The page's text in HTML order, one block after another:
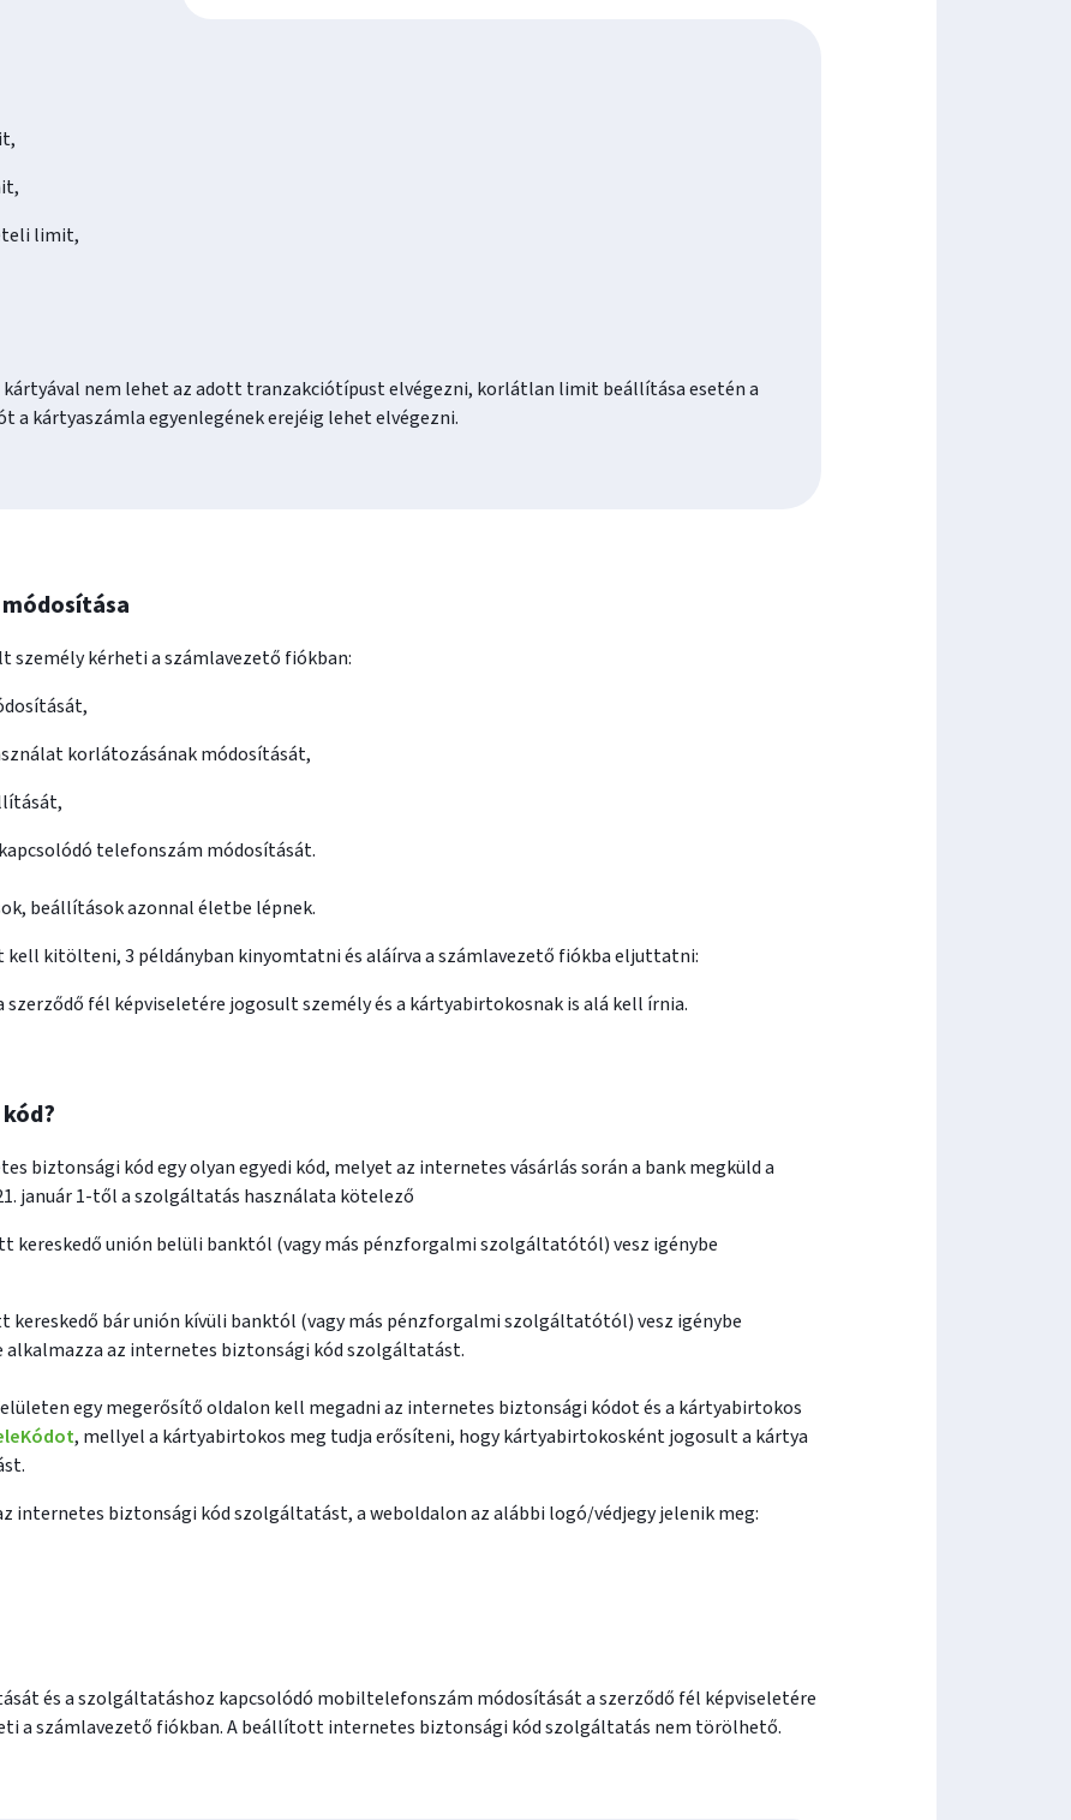
limit,
nem lehet az adott tranzakciótípust elvégezni, korlátlan limit beállítása esetén a
a kártyaszámla egyenlegének erejéig lehet elvégezni.
személy kérheti a számlavezető fiókban:
korlátozásának módosítását,
telefonszám módosítását.
beállítások azonnal életbe lépnek.
kell kitölteni, 3 példányban kinyomtatni és aláírva a számlavezető fiókba eljuttatni:
szerződő fél képviseletére jogosult személy és a kártyabirtokosnak is alá kell írnia.
biztonsági kód egy olyan egyedi kód, melyet az internetes vásárlás során a bank megküld a
január 1-től a szolgáltatás használata kötelező
kereskedő unión belüli banktól (vagy más pénzforgalmi szolgáltatótól) vesz igénybe
kereskedő bár unión kívüli banktól (vagy más pénzforgalmi szolgáltatótól) vesz igénybe
az internetes biztonsági kód szolgáltatást.
egy megerősítő oldalon kell megadni az internetes biztonsági kódot és a kártyabirtokos
, mellyel a kártyabirtokos meg tudja erősíteni, hogy kártyabirtokosként jogosult a kártya
internetes biztonsági kód szolgáltatást, a weboldalon az alábbi logó/védjegy jelenik meg:
és a szolgáltatáshoz kapcsolódó mobiltelefonszám módosítását a szerződő fél képviseletére
a számlavezető fiókban. A beállított internetes biztonsági kód szolgáltatás nem törölhető.